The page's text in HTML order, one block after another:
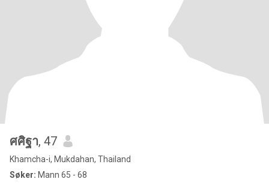
ศศิฐา, 47
Khamcha-i, Mukdahan, Thailand
Søker: Mann 65 - 68